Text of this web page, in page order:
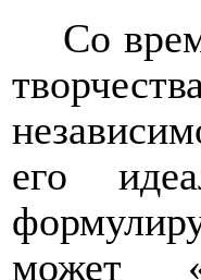
Со
его
может